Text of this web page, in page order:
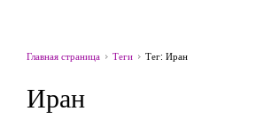
Главная страница Теги Тег: Иран
Иран